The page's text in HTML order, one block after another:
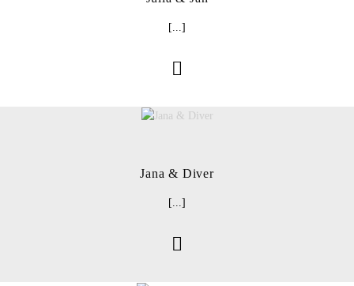
[...]
Jana & Diver
[...]